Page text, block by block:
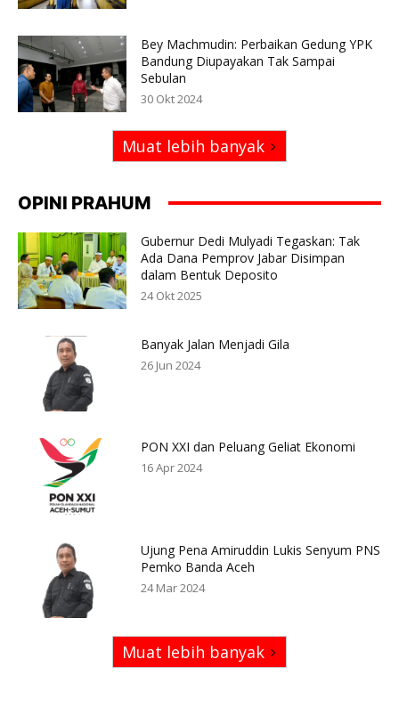
Bey Machmudin: Perbaikan Gedung YPK
Bandung Diupayakan Tak Sampai
Sebulan
30 Okt 2024
Muat lebih banyak
OPINI PRAHUM
Gubernur Dedi Mulyadi Tegaskan: Tak
Ada Dana Pemprov Jabar Disimpan
dalam Bentuk Deposito
24 Okt 2025
Banyak Jalan Menjadi Gila
26 Jun 2024
PON XXI dan Peluang Geliat Ekonomi
16 Apr 2024
Ujung Pena Amiruddin Lukis Senyum PNS
Pemko Banda Aceh
24 Mar 2024
Muat lebih banyak